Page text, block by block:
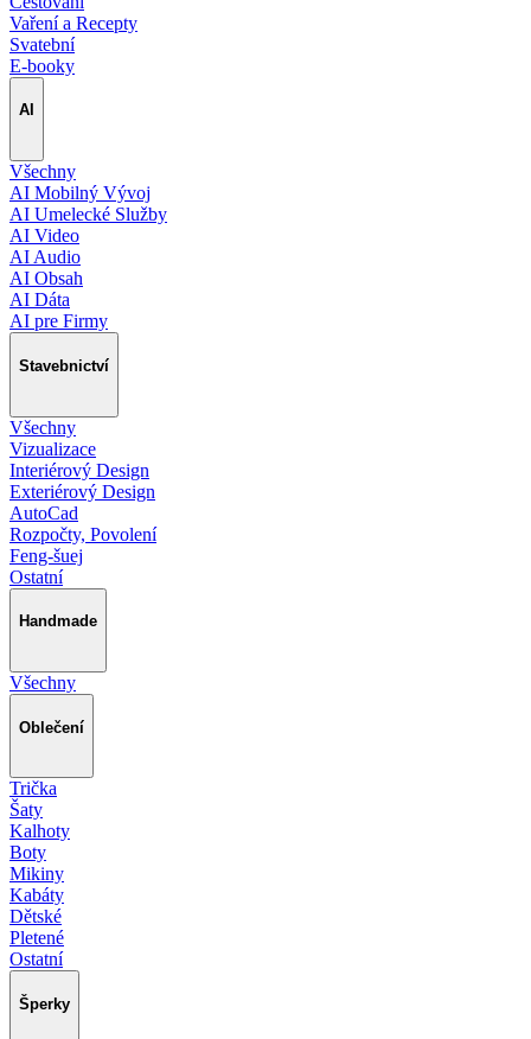
Vaření a Recepty
Svatební
E-booky
AI
Všechny
AI Mobilný Vývoj
AI Umelecké Služby
AI Video
AI Audio
AI Obsah
AI Dáta
AI pre Firmy
Stavebnictví
Všechny
Vizualizace
Interiérový Design
Exteriérový Design
AutoCad
Rozpočty, Povolení
Feng-šuej
Ostatní
Handmade
Všechny
Oblečení
Trička
Šaty
Kalhoty
Boty
Mikiny
Kabáty
Dětské
Pletené
Ostatní
Šperky